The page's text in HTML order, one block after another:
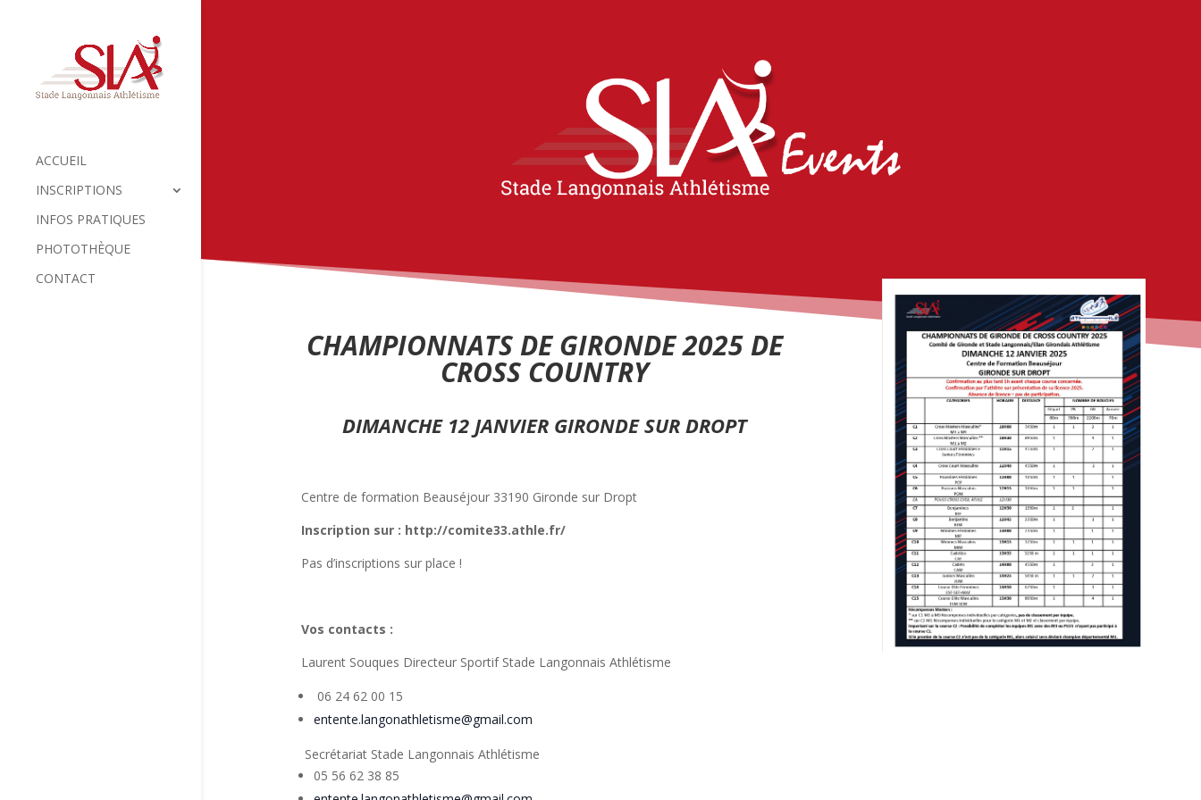
ACCUEIL
INSCRIPTIONS
INFOS PRATIQUES
PHOTOTHÈQUE
CONTACT
CHAMPIONNATS DE GIRONDE 2025 DE
CROSS COUNTRY
DIMANCHE 12 JANVIER GIRONDE SUR DROPT
Centre de formation Beauséjour 33190 Gironde sur Dropt
Inscription sur : http://comite33.athle.fr/
Pas d’inscriptions sur place !
Vos contacts :
Laurent Souques Directeur Sportif Stade Langonnais Athlétisme
06 24 62 00 15
entente.langonathletisme@gmail.com
Secrétariat Stade Langonnais Athlétisme
05 56 62 38 85